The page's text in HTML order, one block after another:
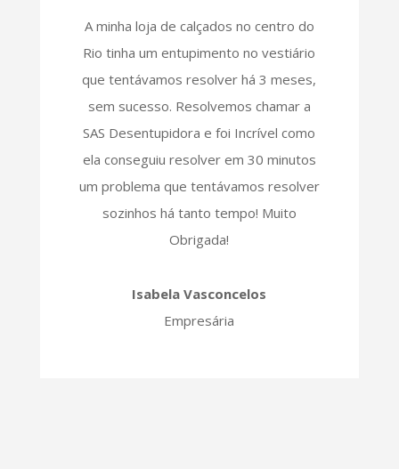
A minha loja de calçados no centro do
Rio tinha um entupimento no vestiário
que tentávamos resolver há 3 meses,
sem sucesso. Resolvemos chamar a
SAS Desentupidora e foi Incrível como
ela conseguiu resolver em 30 minutos
um problema que tentávamos resolver
sozinhos há tanto tempo! Muito
Obrigada!
Isabela Vasconcelos
Empresária